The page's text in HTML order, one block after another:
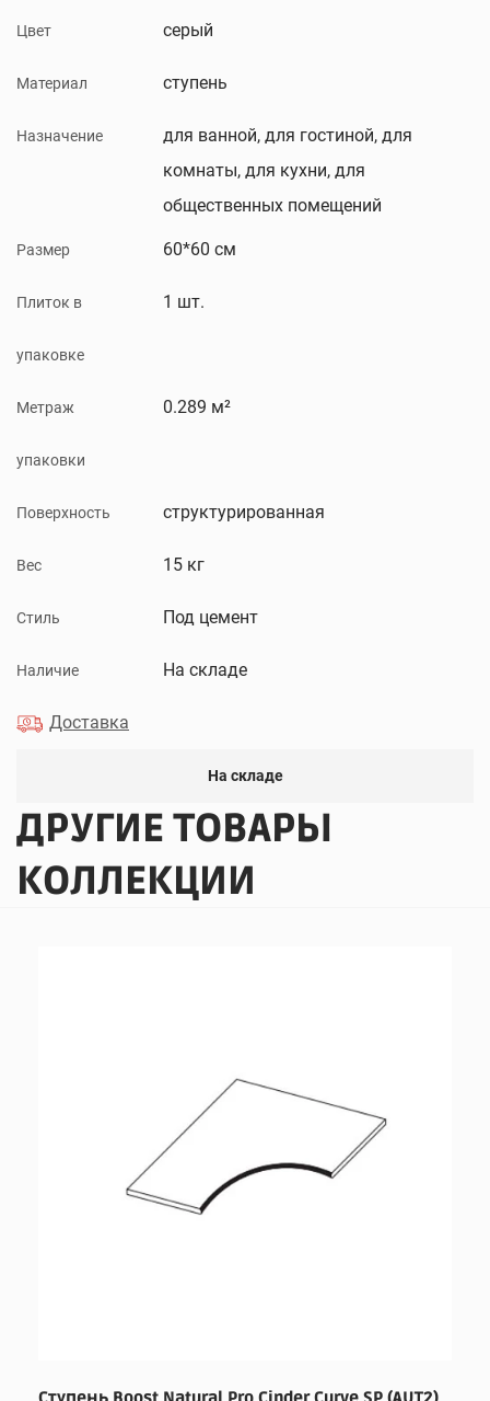
Цвет серый
Материал ступень
Назначение
для ванной, для гостиной, для
комнаты, для кухни, для
общественных помещений
Размер 60*60 см
Плиток в
упаковке
1 шт.
Метраж
упаковки
0.289 м²
Поверхность структурированная
Вес 15 кг
Стиль Под цемент
Наличие На складе
Доставка
На складе
ДРУГИЕ ТОВАРЫ
КОЛЛЕКЦИИ